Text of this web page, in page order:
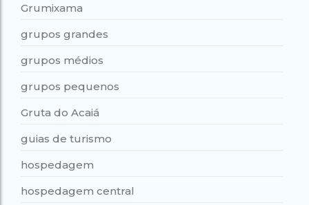
Grumixama
grupos grandes
grupos médios
grupos pequenos
Gruta do Acaiá
guias de turismo
hospedagem
hospedagem central